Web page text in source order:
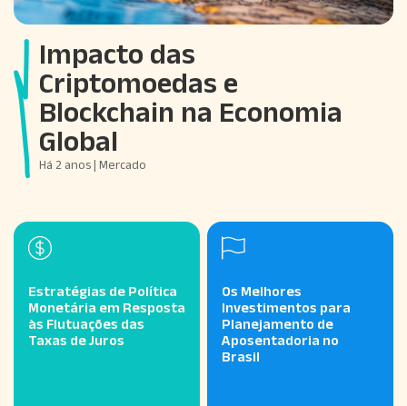
Impacto das
Criptomoedas e
Blockchain na Economia
Global
Há 2 anos | Mercado
Estratégias de Política
Monetária em Resposta
às Flutuações das
Taxas de Juros
Os Melhores
Investimentos para
Planejamento de
Aposentadoria no
Brasil